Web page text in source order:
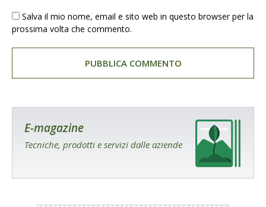
Salva il mio nome, email e sito web in questo browser per la
prossima volta che commento.
E-magazine
Tecniche, prodotti e servizi dalle aziende